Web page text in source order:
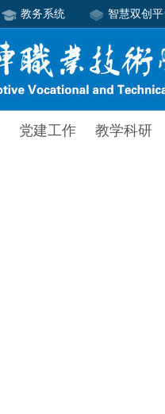
教务系统 智慧双创
党建工作 教学科研